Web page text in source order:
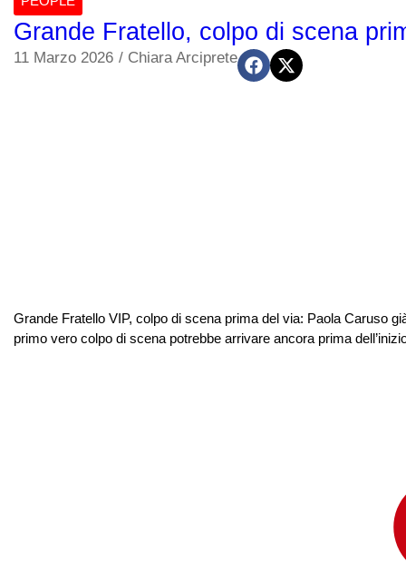
Grande Fratello, colpo di scena
11 Marzo 2026 / Chiara Arciprete
Grande Fratello VIP, colpo di scena prima del via: Paola Caruso
primo vero colpo di scena potrebbe arrivare ancora prima